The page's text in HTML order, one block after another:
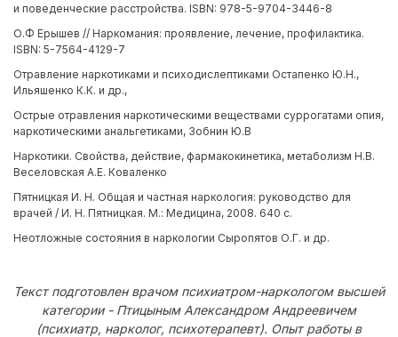
и поведенческие расстройства. ISBN: 978-5-9704-3446-8
О.Ф Ерышев // Наркомания: проявление, лечение, профилактика.
ISBN: 5-7564-4129-7
Отравление наркотиками и психодислептиками Остапенко Ю.Н.,
Ильяшенко К.К. и др.,
Острые отравления наркотическими веществами суррогатами опия,
наркотическими анальгетиками, Зобнин Ю.В
Наркотики. Свойства, действие, фармакокинетика, метаболизм Н.В.
Веселовская А.Е. Коваленко
Пятницкая И. Н. Общая и частная наркология: руководство для
врачей / И. Н. Пятницкая. М.: Медицина, 2008. 640 с.
Неотложные состояния в наркологии Сыропятов О.Г. и др.
Текст подготовлен врачом психиатром-наркологом высшей
категории - Птицыным Александром Андреевичем
(психиатр, нарколог, психотерапевт). Опыт работы в